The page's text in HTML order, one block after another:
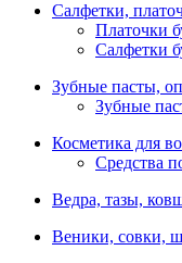
Салфетки,
Платочки
Салфетки
Зубные пасты,
Зубные
Косметика для
Средства
Ведра, тазы,
Веники, совки,